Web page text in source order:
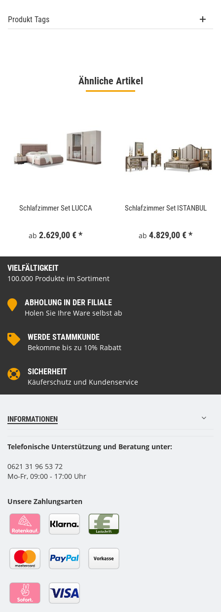
Produkt Tags
Ähnliche Artikel
Schlafzimmer Set LUCCA
ab 2.629,00 €*
Schlafzimmer Set ISTANBUL
ab 4.829,00 €*
VIELFÄLTIGKEIT
100.000 Produkte im Sortiment
ABHOLUNG IN DER FILIALE
Holen Sie Ihre Ware selbst ab
WERDE STAMMKUNDE
Bekomme bis zu 10% Rabatt
SICHERHEIT
Käuferschutz und Kundenservice
INFORMATIONEN
Telefonische Unterstützung und Beratung unter:
0621 31 96 53 72
Mo-Fr, 09:00 - 17:00 Uhr
Unsere Zahlungsarten